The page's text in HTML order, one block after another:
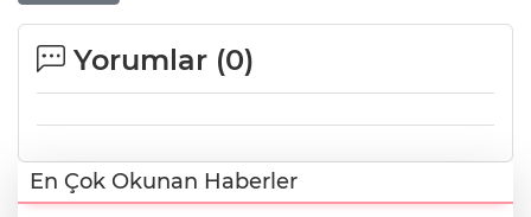
Yorumlar (0)
En Çok Okunan Haberler